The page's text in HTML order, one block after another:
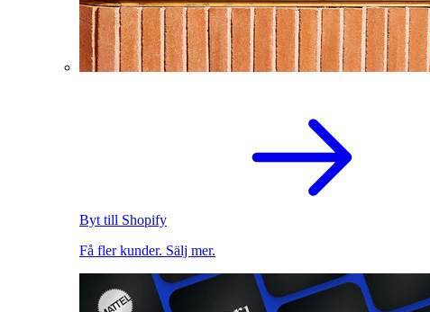
Byt till Shopify
Få fler kunder. Sälj mer.